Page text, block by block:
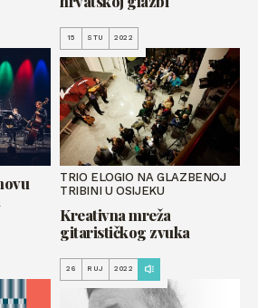
15 STU 2022
TRIO ELOGIO NA GLAZBENOJ
TRIBINI U OSIJEKU
Kreativna mreža
gitarističkog zvuka
26 RUJ 2022